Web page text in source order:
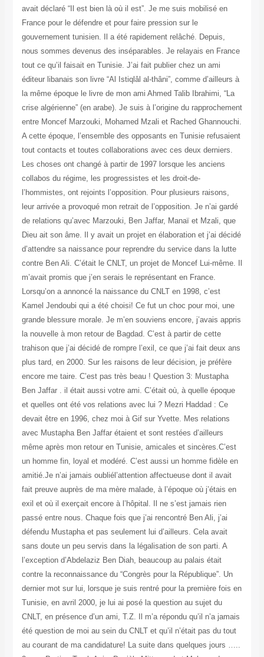
avait déclaré “Il est bien là où il est”. Je me suis mobilisé en
France pour le défendre et pour faire pression sur le
gouvernement tunisien. Il a été rapidement relâché. Depuis,
nous sommes devenus des inséparables. Je relayais en France
tout ce qu’il faisait en Tunisie. J’ai fait publier chez un ami
éditeur libanais son livre “Al Istiqlâl al-thâni”, comme d’ailleurs à
la même époque le livre de mon ami Ahmed Talib Ibrahimi, “La
crise algérienne” (en arabe). Je suis à l’origine du rapprochement
entre Moncef Marzouki, Mohamed Mzali et Rached Ghannouchi.
A cette époque, l’ensemble des opposants en Tunisie refusaient
tout contacts et toutes collaborations avec ces deux derniers.
Les choses ont changé à partir de 1997 lorsque les anciens
collabos du régime, les progressistes et les droit-de-
l’hommistes, ont rejoints l’opposition. Pour plusieurs raisons,
leur arrivée a provoqué mon retrait de l’opposition. Je n’ai gardé
de relations qu’avec Marzouki, Ben Jaffar, Manaï et Mzali, que
Dieu ait son âme. Il y avait un projet en élaboration et j’ai décidé
d’attendre sa naissance pour reprendre du service dans la lutte
contre Ben Ali. C’était le CNLT, un projet de Moncef Lui-même. Il
m’avait promis que j’en serais le représentant en France.
Lorsqu’on a annoncé la naissance du CNLT en 1998, c’est
Kamel Jendoubi qui a été choisi! Ce fut un choc pour moi, une
grande blessure morale. Je m’en souviens encore, j’avais appris
la nouvelle à mon retour de Bagdad. C’est à partir de cette
trahison que j’ai décidé de rompre l’exil, ce que j’ai fait deux ans
plus tard, en 2000. Sur les raisons de leur décision, je préfère
encore me taire. C’est pas très beau ! Question 3: Mustapha
Ben Jaffar . il était aussi votre ami. C’était où, à quelle époque
et quelles ont été vos relations avec lui ? Mezri Haddad : Ce
devait être en 1996, chez moi à Gif sur Yvette. Mes relations
avec Mustapha Ben Jaffar étaient et sont restées d’ailleurs
même après mon retour en Tunisie, amicales et sincères.C’est
un homme fin, loyal et modéré. C’est aussi un homme fidèle en
amitié.Je n’ai jamais oubliél’attention affectueuse dont il avait
fait preuve auprès de ma mère malade, à l’époque où j’étais en
exil et où il exerçait encore à l’hôpital. Il ne s’est jamais rien
passé entre nous. Chaque fois que j’ai rencontré Ben Ali, j’ai
défendu Mustapha et pas seulement lui d’ailleurs. Cela avait
sans doute un peu servis dans la légalisation de son parti. A
l’exception d’Abdelaziz Ben Diah, beaucoup au palais était
contre la reconnaissance du “Congrès pour la République”. Un
dernier mot sur lui, lorsque je suis rentré pour la première fois en
Tunisie, en avril 2000, je lui ai posé la question au sujet du
CNLT, en présence d’un ami, T.Z. Il m’a répondu qu’il n’a jamais
été question de moi au sein du CNLT et qu’il n’était pas du tout
au courant de ma candidature! La suite dans quelques jours …..